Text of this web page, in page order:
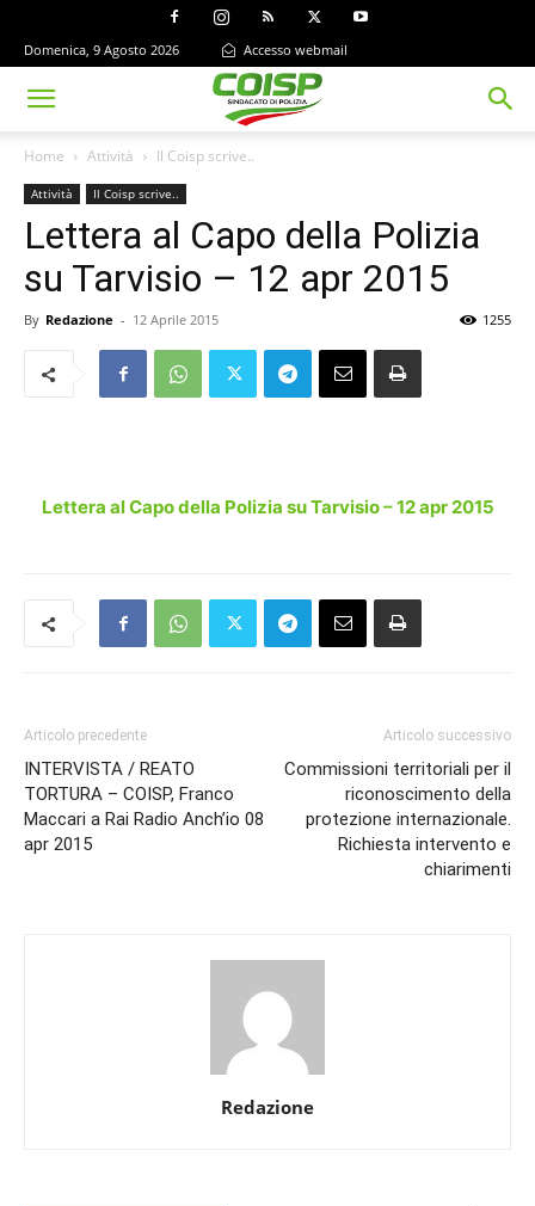
Domenica, 9 Agosto 2026 Accesso webmail
Home Attività Il Coisp scrive..
Attività Il Coisp scrive..
Lettera al Capo della Polizia
su Tarvisio – 12 apr 2015
By Redazione - 12 Aprile 2015 1255
Lettera al Capo della Polizia su Tarvisio – 12 apr 2015
Articolo precedente
INTERVISTA / REATO
TORTURA – COISP, Franco
Maccari a Rai Radio Anch’io 08
apr 2015
Articolo successivo
Commissioni territoriali per il
riconoscimento della
protezione internazionale.
Richiesta intervento e
chiarimenti
Redazione